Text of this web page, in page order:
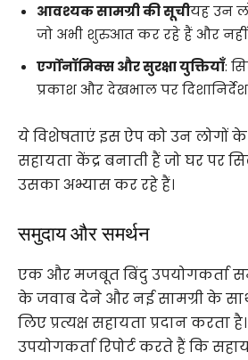
आवश्यक सामग्री की सूचीयह उन
जो अभी शुरुआत कर रहे हैं और नहीं
एर्गोनॉमिक्स और सुरक्षा युक्तियाँ:
प्रकाश और देखभाल पर
ये विशेषताएं इस ऐप को उन लोगों
सहायता केंद्र बनाती हैं जो घर पर
उसका अभ्यास कर रहे हैं।
समुदाय और समर्थन
एक और मजबूत बिंदु उपयोगकर्ता
के जवाब देने और नई सामग्री के
लिए प्रत्यक्ष सहायता प्रदान
उपयोगकर्ता रिपोर्ट करते हैं कि